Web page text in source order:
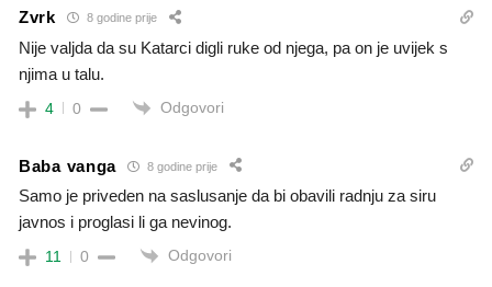
Zvrk 8 godine prije
Nije valjda da su Katarci digli ruke od njega, pa on je uvijek s
njima u talu.
4 0 Odgovori
Baba vanga 8 godine prije
Samo je priveden na saslusanje da bi obavili radnju za siru
javnos i proglasi li ga nevinog.
11 0 Odgovori